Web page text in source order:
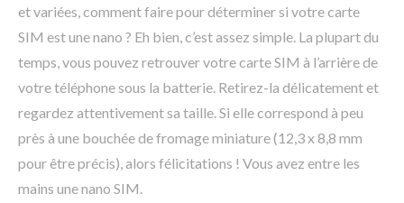
et variées, comment faire pour déterminer si votre carte
SIM est une nano ? Eh bien, c’est assez simple. La plupart du
temps, vous pouvez retrouver votre carte SIM à l’arrière de
votre téléphone sous la batterie. Retirez-la délicatement et
regardez attentivement sa taille. Si elle correspond à peu
près à une bouchée de fromage miniature (12,3 x 8,8 mm
pour être précis), alors félicitations ! Vous avez entre les
mains une nano SIM.